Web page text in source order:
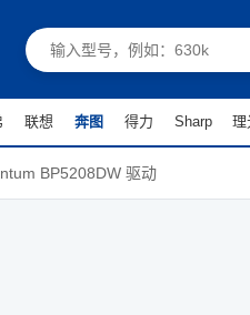
联想 奔图 得力 Sharp 理
BP5208DW 驱动